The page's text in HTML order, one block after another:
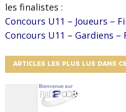
les finalistes :
Concours U11 – Joueurs –
Concours U11 – Gardiens –
ARTICLES LES PLUS LUS DANS